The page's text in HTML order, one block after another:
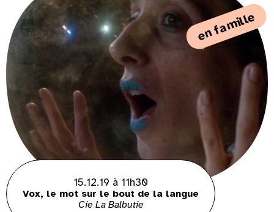
en famille
15.12.19 à 11h30
Vox, le mot sur le bout de la langue
Cie La Balbutie